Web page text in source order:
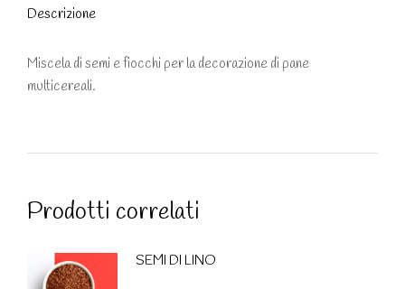
Descrizione
Miscela di semi e fiocchi per la decorazione di pane
multicereali.
Prodotti correlati
SEMI DI LINO